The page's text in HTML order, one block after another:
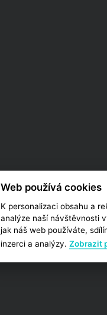
Web používá cookies
K personalizaci obsahu a
analýze naší návštěvnosti
jak náš web používáte,
inzerci a analýzy. Zobrazit